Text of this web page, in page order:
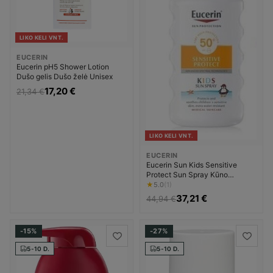
LIKO KELI VNT.
EUCERIN
Eucerin pH5 Shower Lotion
Dušo gelis Dušo želė Unisex
21,34 €17,20 €
LIKO KELI VNT.
EUCERIN
Eucerin Sun Kids Sensitive
Protect Sun Spray Kūno
losjonas nuo saulės Apsauginė
priemonė nuo saulės
★ 5.0(1)
44,94 €37,21 €
-15%
5-10 D.
-27%
5-10 D.